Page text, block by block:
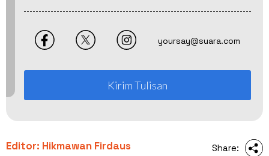
yoursay@suara.com
Kirim Tulisan
Editor: Hikmawan Firdaus Share: